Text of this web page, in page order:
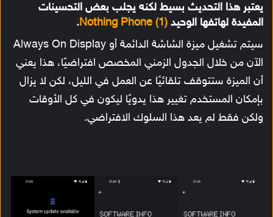
يعتبر هذا التحديث بسيط لكنه يجلب بعض التحسينات
المفيدة لهاتفها الوحيد Nothing Phone (1)
.
سيتم تشغيل ميزة الشاشة الدائمة أو Always On Display
الآن من خلال الجدول الزمني المخصص افتراضيًا، هذا يعني
أن الميزة ستتوقف تلقائيًا عن العمل في الليل، لكن لا يزال
بإمكان المستخدم تغيير هذا يدويًا ليكون في كل الأوقات
ولكن فقط لم يعد هذا السلوك الافتراضي.